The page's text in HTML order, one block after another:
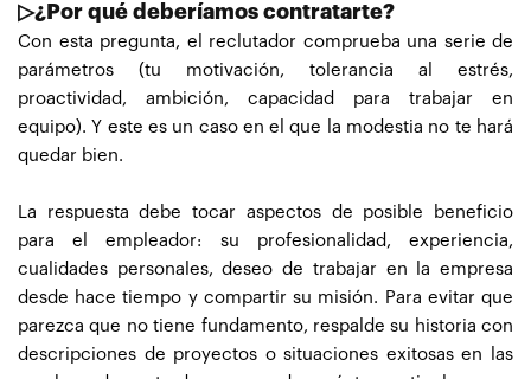
▷¿Por qué deberíamos contratarte?
Con esta pregunta, el reclutador comprueba una serie de
parámetros (tu motivación, tolerancia al estrés,
proactividad, ambición, capacidad para trabajar en
equipo). Y este es un caso en el que la modestia no te hará
quedar bien.
La respuesta debe tocar aspectos de posible beneficio
para el empleador: su profesionalidad, experiencia,
cualidades personales, deseo de trabajar en la empresa
desde hace tiempo y compartir su misión. Para evitar que
parezca que no tiene fundamento, respalde su historia con
descripciones de proyectos o situaciones exitosas en las